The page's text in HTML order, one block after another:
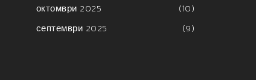
октомври 2025
(10)
септември 2025
(9)